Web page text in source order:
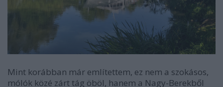
Mint korábban már említettem, ez nem a szokásos,
mólók közé zárt tág öböl, hanem a Nagy-Berekből